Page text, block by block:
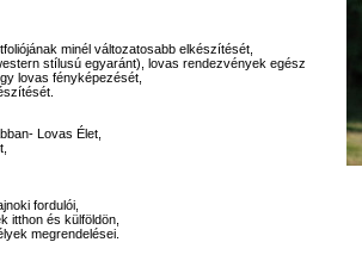
minél változatosabb elkészítését,
stílusú egyaránt), lovas rendezvények egész
lovas fényképezését,
Lovas Élet,
fordulói,
itthon és külföldön,
megrendelései.